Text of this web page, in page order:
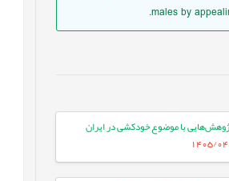
males by
با موضوع خودکشی در ایران